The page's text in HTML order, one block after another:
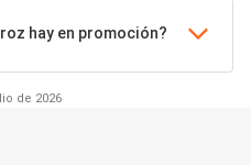
hay en promoción?
de 2026